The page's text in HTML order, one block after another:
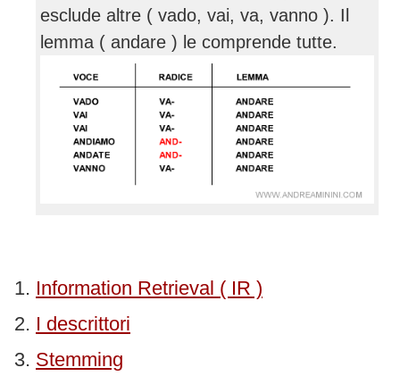
esclude altre ( vado, vai, va, vanno ). Il
lemma ( andare ) le comprende tutte.
Information Retrieval ( IR )
I descrittori
Stemming